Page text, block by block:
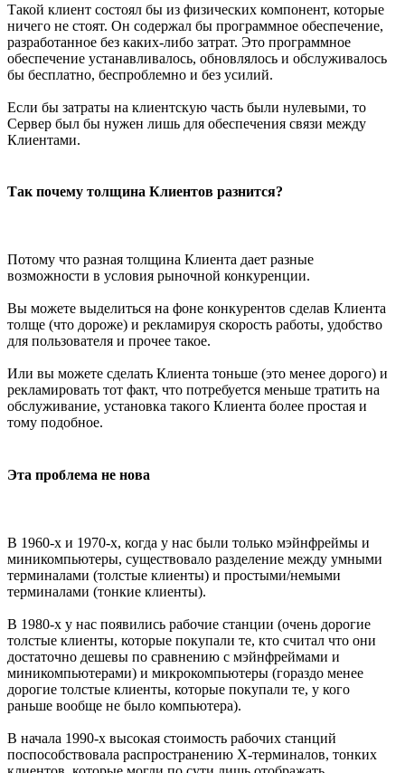
Такой клиент состоял бы из физических компонент, которые
ничего не стоят. Он содержал бы программное обеспечение,
разработанное без каких-либо затрат. Это программное
обеспечение устанавливалось, обновлялось и обслуживалось
бы бесплатно, беспроблемно и без усилий.
Если бы затраты на клиентскую часть были нулевыми, то
Сервер был бы нужен лишь для обеспечения связи между
Клиентами.
Так почему толщина Клиентов разнится?
Потому что разная толщина Клиента дает разные
возможности в условия рыночной конкуренции.
Вы можете выделиться на фоне конкурентов сделав Клиента
толще (что дороже) и рекламируя скорость работы, удобство
для пользователя и прочее такое.
Или вы можете сделать Клиента тоньше (это менее дорого) и
рекламировать тот факт, что потребуется меньше тратить на
обслуживание, установка такого Клиента более простая и
тому подобное.
Эта проблема не нова
В 1960-х и 1970-х, когда у нас были только мэйнфреймы и
миникомпьютеры, существовало разделение между умными
терминалами (толстые клиенты) и простыми/немыми
терминалами (тонкие клиенты).
В 1980-х у нас появились рабочие станции (очень дорогие
толстые клиенты, которые покупали те, кто считал что они
достаточно дешевы по сравнению с мэйнфреймами и
миникомпьютерами) и микрокомпьютеры (гораздо менее
дорогие толстые клиенты, которые покупали те, у кого
раньше вообще не было компьютера).
В начала 1990-х высокая стоимость рабочих станций
поспособствовала распространению X-терминалов, тонких